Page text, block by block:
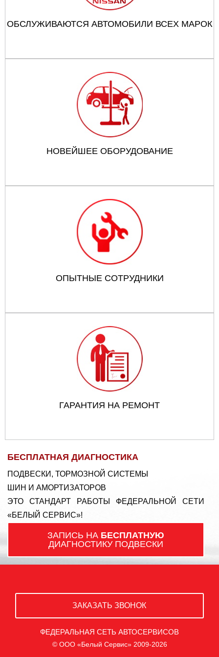
ОБСЛУЖИВАЮТСЯ АВТОМОБИЛИ ВСЕХ МАРОК
НОВЕЙШЕЕ ОБОРУДОВАНИЕ
ОПЫТНЫЕ СОТРУДНИКИ
ГАРАНТИЯ НА РЕМОНТ
БЕСПЛАТНАЯ ДИАГНОСТИКА
ПОДВЕСКИ, ТОРМОЗНОЙ СИСТЕМЫ
ШИН И АМОРТИЗАТОРОВ
ЭТО СТАНДАРТ РАБОТЫ ФЕДЕРАЛЬНОЙ СЕТИ
«БЕЛЫЙ СЕРВИС»!
ЗАПИСЬ НА БЕСПЛАТНУЮ
ДИАГНОСТИКУ ПОДВЕСКИ
ЗАКАЗАТЬ ЗВОНОК
ФЕДЕРАЛЬНАЯ СЕТЬ АВТОСЕРВИСОВ
© ООО «Белый Сервис» 2009-2026